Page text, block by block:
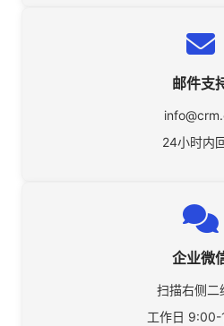
邮件支
24小时内
企业微
扫描右侧二
工作日